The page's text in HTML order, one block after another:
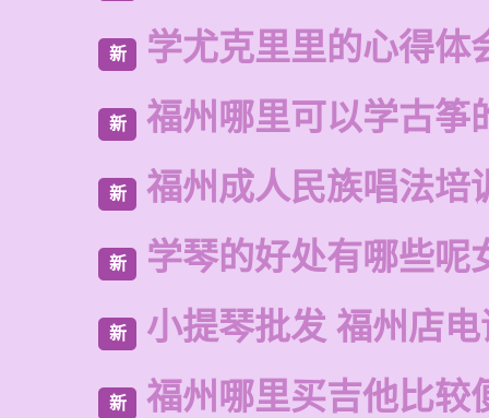
新 学尤克里里的心得体
新 福州哪里可以学古筝
新 福州成人民族唱法培
新 学琴的好处有哪些呢
新 小提琴批发 福州店
新 福州哪里买吉他比较